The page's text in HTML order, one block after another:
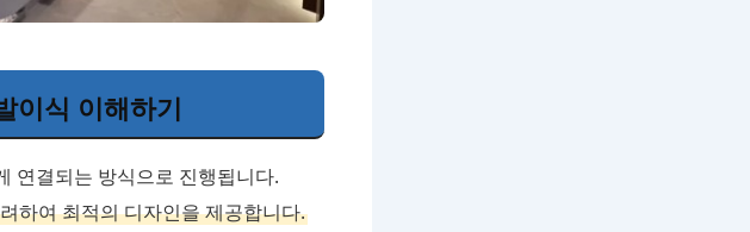
이식 이해하기
연결되는 방식으로 진행됩니다.
하여 최적의 디자인을 제공합니다.